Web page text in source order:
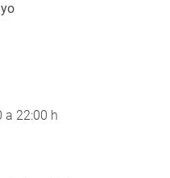
a 22:00 h